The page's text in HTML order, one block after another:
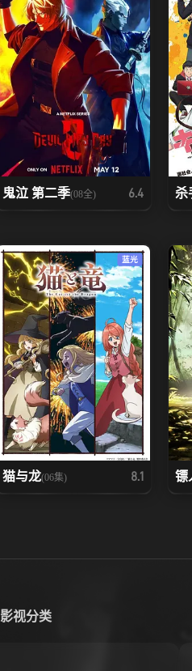
鬼泣 第二季(08全) 6.4 杀
蓝光
猫与龙(06集) 8.1 镖
影视分类